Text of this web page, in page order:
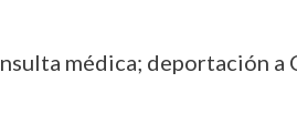
médica; deportación a